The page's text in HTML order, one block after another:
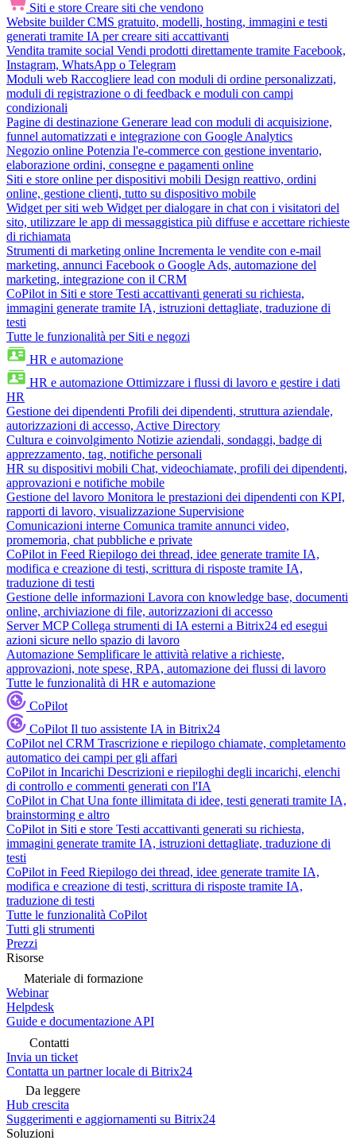
Siti e store Creare siti che vendono
Website builder CMS gratuito, modelli, hosting, immagini e testi
generati tramite IA per creare siti accattivanti
Vendita tramite social Vendi prodotti direttamente tramite Facebook,
Instagram, WhatsApp o Telegram
Moduli web Raccogliere lead con moduli di ordine personalizzati,
moduli di registrazione o di feedback e moduli con campi
condizionali
Pagine di destinazione Generare lead con moduli di acquisizione,
funnel automatizzati e integrazione con Google Analytics
Negozio online Potenzia l'e-commerce con gestione inventario,
elaborazione ordini, consegne e pagamenti online
Siti e store online per dispositivi mobili Design reattivo, ordini
online, gestione clienti, tutto su dispositivo mobile
Widget per siti web Widget per dialogare in chat con i visitatori del
sito, utilizzare le app di messaggistica più diffuse e accettare richieste
di richiamata
Strumenti di marketing online Incrementa le vendite con e-mail
marketing, annunci Facebook o Google Ads, automazione del
marketing, integrazione con il CRM
CoPilot in Siti e store Testi accattivanti generati su richiesta,
immagini generate tramite IA, istruzioni dettagliate, traduzione di
testi
Tutte le funzionalità per Siti e negozi
HR e automazione
HR e automazione Ottimizzare i flussi di lavoro e gestire i dati
HR
Gestione dei dipendenti Profili dei dipendenti, struttura aziendale,
autorizzazioni di accesso, Active Directory
Cultura e coinvolgimento Notizie aziendali, sondaggi, badge di
apprezzamento, tag, notifiche personali
HR su dispositivi mobili Chat, videochiamate, profili dei dipendenti,
approvazioni e notifiche mobile
Gestione del lavoro Monitora le prestazioni dei dipendenti con KPI,
rapporti di lavoro, visualizzazione Supervisione
Comunicazioni interne Comunica tramite annunci video,
promemoria, chat pubbliche e private
CoPilot in Feed Riepilogo dei thread, idee generate tramite IA,
modifica e creazione di testi, scrittura di risposte tramite IA,
traduzione di testi
Gestione delle informazioni Lavora con knowledge base, documenti
online, archiviazione di file, autorizzazioni di accesso
Server MCP Collega strumenti di IA esterni a Bitrix24 ed esegui
azioni sicure nello spazio di lavoro
Automazione Semplificare le attività relative a richieste,
approvazioni, note spese, RPA, automazione dei flussi di lavoro
Tutte le funzionalità di HR e automazione
CoPilot
CoPilot Il tuo assistente IA in Bitrix24
CoPilot nel CRM Trascrizione e riepilogo chiamate, completamento
automatico dei campi per gli affari
CoPilot in Incarichi Descrizioni e riepiloghi degli incarichi, elenchi
di controllo e commenti generati con l'IA
CoPilot in Chat Una fonte illimitata di idee, testi generati tramite IA,
brainstorming e altro
CoPilot in Siti e store Testi accattivanti generati su richiesta,
immagini generate tramite IA, istruzioni dettagliate, traduzione di
testi
CoPilot in Feed Riepilogo dei thread, idee generate tramite IA,
modifica e creazione di testi, scrittura di risposte tramite IA,
traduzione di testi
Tutte le funzionalità CoPilot
Tutti gli strumenti
Prezzi
Risorse
Materiale di formazione
Webinar
Helpdesk
Guide e documentazione API
Contatti
Invia un ticket
Contatta un partner locale di Bitrix24
Da leggere
Hub crescita
Suggerimenti e aggiornamenti su Bitrix24
Soluzioni